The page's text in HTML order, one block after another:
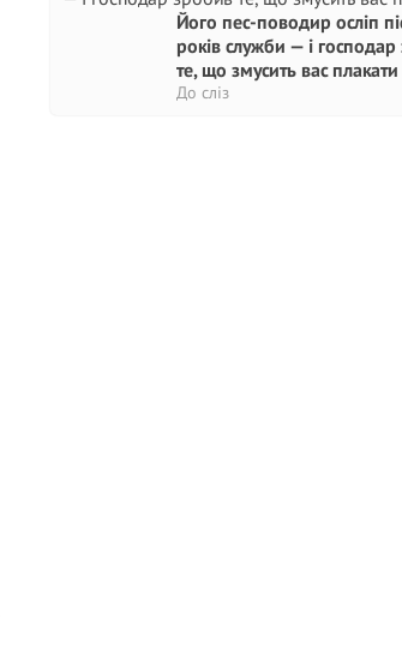
Його пес-поводир осліп
років служби — і
те, що змусить вас плакати
До сліз